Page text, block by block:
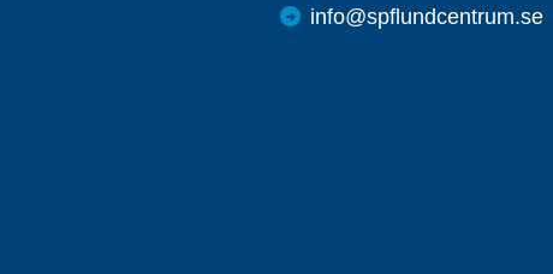
info@spflundcentrum.se